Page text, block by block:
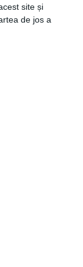
site și
de jos a